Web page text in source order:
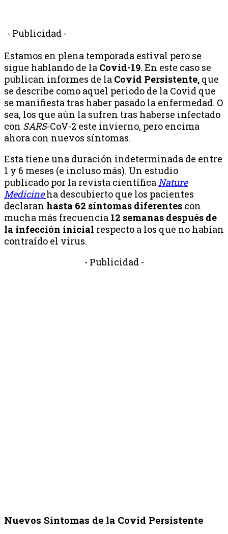
- Publicidad -
Estamos en plena temporada estival pero se
sigue hablando de la Covid-19. En este caso se
publican informes de la Covid Persistente, que
se describe como aquel periodo de la Covid que
se manifiesta tras haber pasado la enfermedad. O
sea, los que aún la sufren tras haberse infectado
con SARS-CoV-2 este invierno, pero encima
ahora con nuevos síntomas.
Esta tiene una duración indeterminada de entre
1 y 6 meses (e incluso más). Un estudio
publicado por la revista científica Nature
Medicineha descubierto que los pacientes
declaran hasta 62 síntomas diferentes con
mucha más frecuencia 12 semanas después de
la infección inicial respecto a los que no habían
contraído el virus.
- Publicidad -
Nuevos Síntomas de la Covid Persistente